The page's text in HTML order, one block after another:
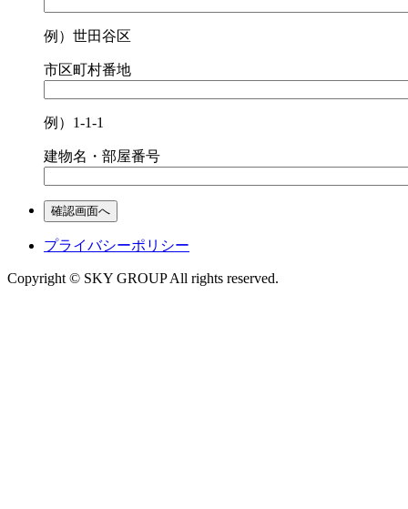
例）世田谷区
市区町村番地
例）1-1-1
建物名・部屋番号
プライバシーポリシー
Copyright © SKY GROUP All rights reserved.